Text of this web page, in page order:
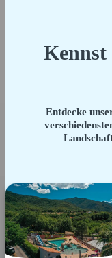
Kennst
Entdecke